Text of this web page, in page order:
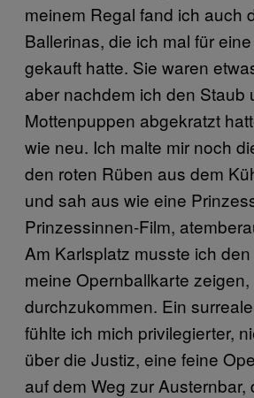
meinem Regal fand ich auch
Ballerinas, die ich mal für
gekauft hatte. Sie waren
aber nachdem ich den Staub
Mottenpuppen abgekratzt
wie neu. Ich malte mir noch
den roten Rüben aus dem
und sah aus wie eine
Prinzessinnen-Film,
Am Karlsplatz musste ich
meine Opernballkarte zeigen,
durchzukommen. Ein
fühlte ich mich privilegierter,
über die Justiz, eine feine
auf dem Weg zur Austernbar,